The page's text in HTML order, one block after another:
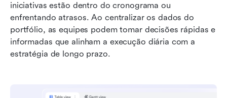
iniciativas estão dentro do cronograma ou
enfrentando atrasos. Ao centralizar os dados do
portfólio, as equipes podem tomar decisões rápidas e
informadas que alinham a execução diária com a
estratégia de longo prazo.